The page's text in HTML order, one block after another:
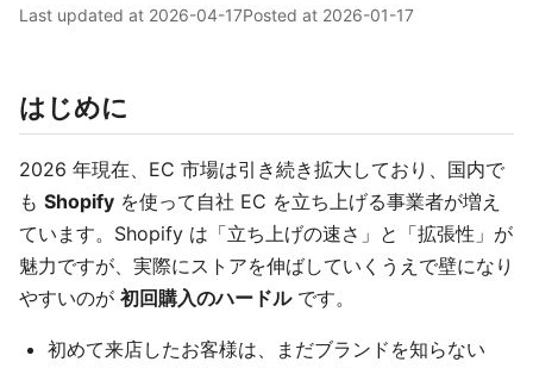
Last updated at 2026-04-17Posted at 2026-01-17
はじめに
2026 年現在、EC 市場は引き続き拡大しており、国内で
も Shopify を使って自社 EC を立ち上げる事業者が増え
ています。Shopify は「立ち上げの速さ」と「拡張性」が
魅力ですが、実際にストアを伸ばしていくうえで壁になり
やすいのが 初回購入のハードルです。
初めて来店したお客様は、まだブランドを知らない